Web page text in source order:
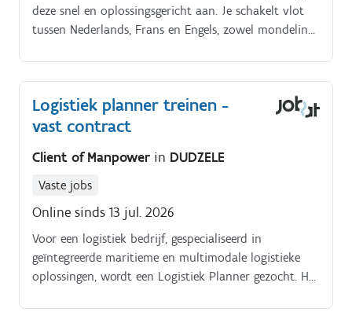
deze snel en oplossingsgericht aan. Je schakelt vlot
tussen Nederlands, Frans en Engels, zowel mondeling
Logistiek planner treinen -
vast contract
Client of Manpower in DUDZELE
Vaste jobs
Online sinds 13 jul. 2026
Voor een logistiek bedrijf, gespecialiseerd in
geïntegreerde maritieme en multimodale logistieke
oplossingen, wordt een Logistiek Planner gezocht. Het